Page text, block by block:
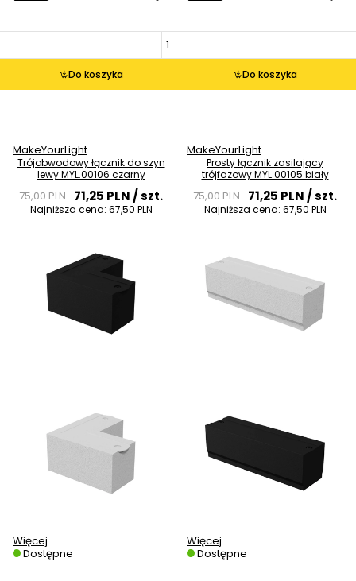
Do koszyka
MakeYourLight
Trójobwodowy łącznik do szyn
lewy MYL.00106 czarny
75,00 PLN 71,25 PLN/ szt.
Najniższa cena: 67,50 PLN
Więcej
Dostępne
Do koszyka
MakeYourLight
Prosty łącznik zasilający
trójfazowy MYL.00105 biały
75,00 PLN 71,25 PLN/ szt.
Najniższa cena: 67,50 PLN
Więcej
Dostępne